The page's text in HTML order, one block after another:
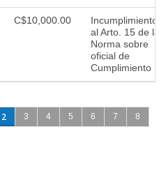
C$10,000.00
Incumplimiento
al Arto. 15 de la
Norma sobre
oficial de
Cumplimiento
2 3 4 5 6 7 8